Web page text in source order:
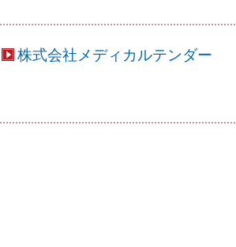
株式会社メディカルテンダー